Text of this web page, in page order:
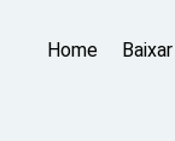
Home